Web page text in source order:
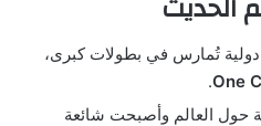
تُمارس في بطولات كبرى،
One
.
حول العالم وأصبحت شائعة